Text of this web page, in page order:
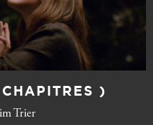
)
Trier